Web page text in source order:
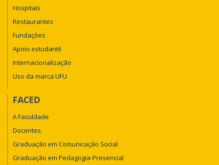
Hospitais
Restaurantes
Fundações
Apoio estudantil
Internacionalização
Uso da marca UFU
FACED
A Faculdade
Docentes
Graduação em Comunicação Social
Graduação em Pedagogia-Presencial